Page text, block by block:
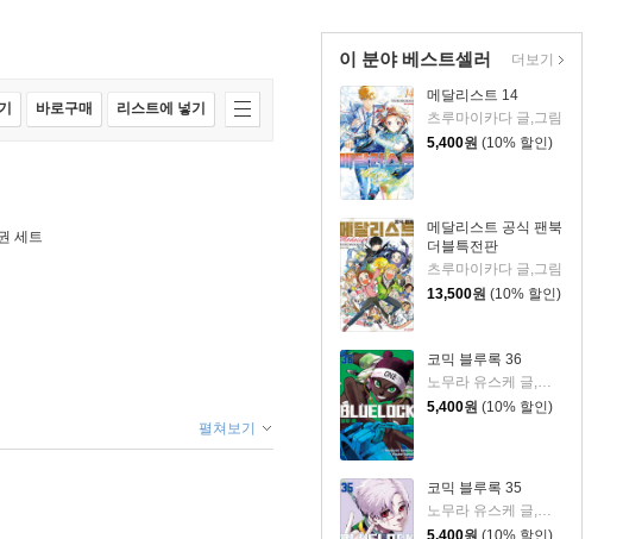
이 분야 베스트셀러
메달리스트 14
츠루마이카다 글,그림
5,400원 (10% 할인)
메달리스트 공식 팬북
더블특전판
츠루마이카다 글,그림
13,500원 (10% 할인)
코믹 블루록 36
노무라 유스케 글,그림/카네시로 무네유키 원저
5,400원 (10% 할인)
코믹 블루록 35
노무라 유스케 글,그림/카네시로 무네유키 원저
5,400원 (10% 할인)
더보기
바로구매 리스트에 넣기
세트
펼쳐보기